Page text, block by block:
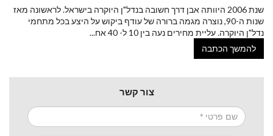
שנת 2006 היוותה אבן דרך חשובה בנדל"ן היוקרה בישראל. לראשונה מאז
שנות ה-90, נוצרה מגמה ברורה של עודף ביקוש על היצע בכל מתחמי
נדל"ן היוקרה. עליית מחירים נעה בין 10 ל- 40 אח
...
להמשך הכתבה
צור קשר